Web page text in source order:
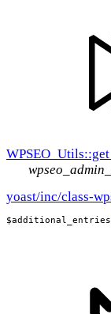
yoast/inc/class-